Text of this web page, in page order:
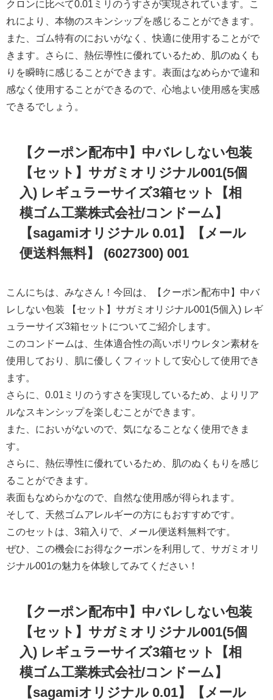
クロンに比べて0.01ミリのうすさが実現されています。こ
れにより、本物のスキンシップを感じることができます。
また、ゴム特有のにおいがなく、快適に使用することがで
きます。さらに、熱伝導性に優れているため、肌のぬくも
りを瞬時に感じることができます。表面はなめらかで違和
感なく使用することができるので、心地よい使用感を実感
できるでしょう。
【クーポン配布中】中バレしない包装
【セット】サガミオリジナル001(5個
入) レギュラーサイズ3箱セット【相
模ゴム工業株式会社/コンドーム】
【sagamiオリジナル 0.01】【メール
便送料無料】 (6027300) 001
こんにちは、みなさん！今回は、【クーポン配布中】中バ
レしない包装 【セット】サガミオリジナル001(5個入) レギ
ュラーサイズ3箱セットについてご紹介します。
このコンドームは、生体適合性の高いポリウレタン素材を
使用しており、肌に優しくフィットして安心して使用でき
ます。
さらに、0.01ミリのうすさを実現しているため、よりリア
ルなスキンシップを楽しむことができます。
また、においがないので、気になることなく使用できま
す。
さらに、熱伝導性に優れているため、肌のぬくもりを感じ
ることができます。
表面もなめらかなので、自然な使用感が得られます。
そして、天然ゴムアレルギーの方にもおすすめです。
このセットは、3箱入りで、メール便送料無料です。
ぜひ、この機会にお得なクーポンを利用して、サガミオリ
ジナル001の魅力を体験してみてください！
【クーポン配布中】中バレしない包装
【セット】サガミオリジナル001(5個
入) レギュラーサイズ3箱セット【相
模ゴム工業株式会社/コンドーム】
【sagamiオリジナル 0.01】【メール